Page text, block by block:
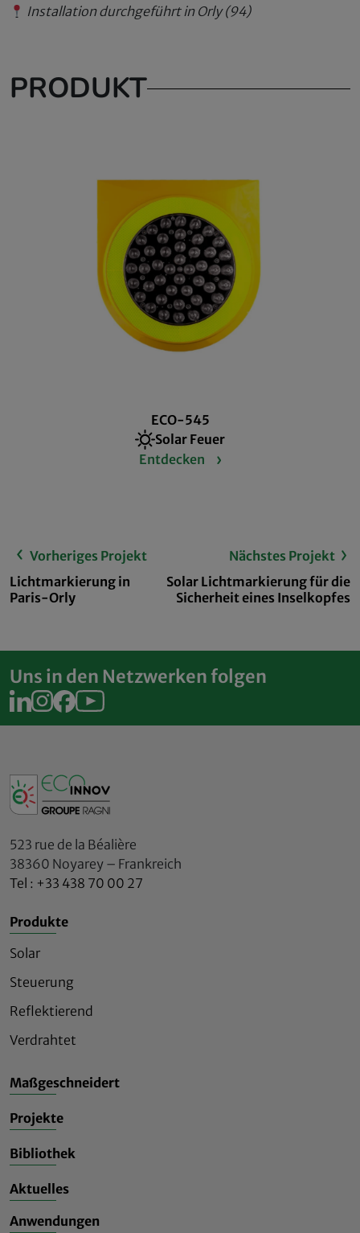
Installation durchgeführt in Orly (94)
PRODUKT
ECO-545
Solar Feuer
Entdecken
Vorheriges Projekt
Lichtmarkierung in
Paris-Orly
Nächstes Projekt
Solar Lichtmarkierung für die
Sicherheit eines Inselkopfes
Uns in den Netzwerken folgen
523 rue de la Béalière
38360 Noyarey – Frankreich
Tel : +33 438 70 00 27
Produkte
Solar
Steuerung
Reflektierend
Verdrahtet
Maßgeschneidert
Projekte
Bibliothek
Aktuelles
Anwendungen